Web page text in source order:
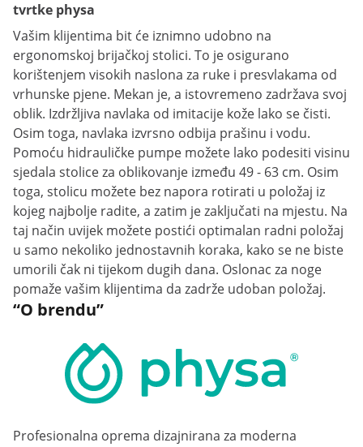
tvrtke physa
Vašim klijentima bit će iznimno udobno na
ergonomskoj brijačkoj stolici. To je osigurano
korištenjem visokih naslona za ruke i presvlakama od
vrhunske pjene. Mekan je, a istovremeno zadržava svoj
oblik. Izdržljiva navlaka od imitacije kože lako se čisti.
Osim toga, navlaka izvrsno odbija prašinu i vodu.
Pomoću hidrauličke pumpe možete lako podesiti visinu
sjedala stolice za oblikovanje između 49 - 63 cm. Osim
toga, stolicu možete bez napora rotirati u položaj iz
kojeg najbolje radite, a zatim je zaključati na mjestu. Na
taj način uvijek možete postići optimalan radni položaj
u samo nekoliko jednostavnih koraka, kako se ne biste
umorili čak ni tijekom dugih dana. Oslonac za noge
pomaže vašim klijentima da zadrže udoban položaj.
“O brendu”
Profesionalna oprema dizajnirana za moderna